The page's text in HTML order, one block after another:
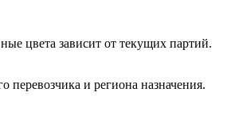
цвета зависит от текущих партий.
и региона назначения.